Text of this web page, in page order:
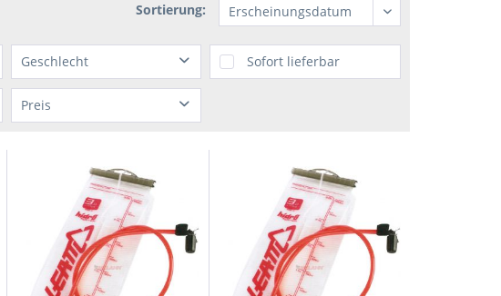
Sortierung:
Geschlecht
ohne
unisex
Sofort lieferbar
Preis
9,95 € bis